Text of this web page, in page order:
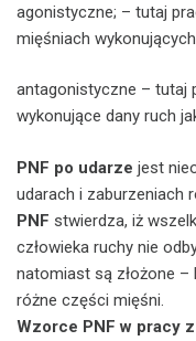
agonistyczne; – tutaj
mięśniach
antagonistyczne – tutaj
wykonujące dany ruch
PNF po udarze jest
udarach i zaburzeniach
PNF stwierdza, iż
człowieka ruchy nie
natomiast są złożone –
różne części mięśni.
Wzorce PNF w pracy